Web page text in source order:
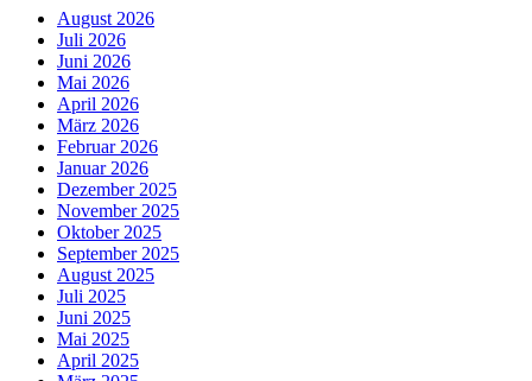
August 2026
Juli 2026
Juni 2026
Mai 2026
April 2026
März 2026
Februar 2026
Januar 2026
Dezember 2025
November 2025
Oktober 2025
September 2025
August 2025
Juli 2025
Juni 2025
Mai 2025
April 2025